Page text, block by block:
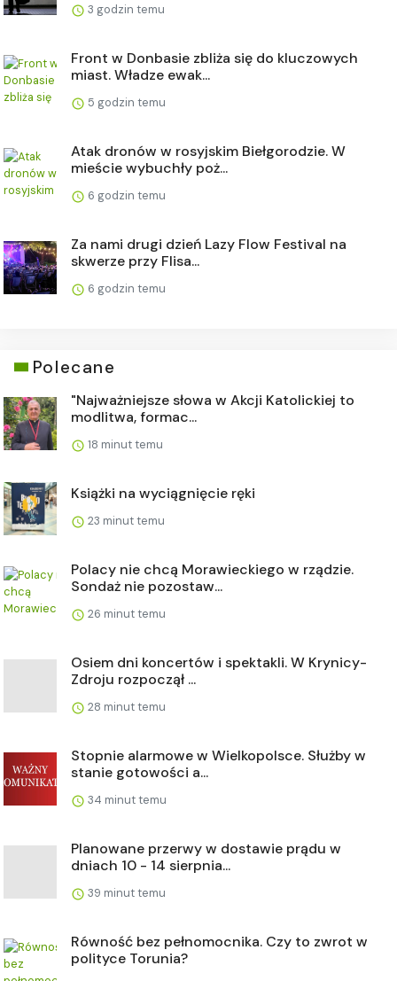
3 godzin temu
Front w Donbasie zbliża się do kluczowych
miast. Władze ewak...
5 godzin temu
Atak dronów w rosyjskim Biełgorodzie. W
mieście wybuchły poż...
6 godzin temu
Za nami drugi dzień Lazy Flow Festival na
skwerze przy Flisa...
6 godzin temu
Polecane
"Najważniejsze słowa w Akcji Katolickiej to
modlitwa, formac...
18 minut temu
Książki na wyciągnięcie ręki
23 minut temu
Polacy nie chcą Morawieckiego w rządzie.
Sondaż nie pozostaw...
26 minut temu
Osiem dni koncertów i spektakli. W Krynicy-
Zdroju rozpoczął ...
28 minut temu
Stopnie alarmowe w Wielkopolsce. Służby w
stanie gotowości a...
34 minut temu
Planowane przerwy w dostawie prądu w
dniach 10 - 14 sierpnia...
39 minut temu
Równość bez pełnomocnika. Czy to zwrot w
polityce Torunia?